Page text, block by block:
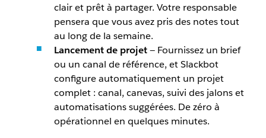
clair et prêt à partager. Votre responsable
pensera que vous avez pris des notes tout
au long de la semaine.
Lancement de projet— Fournissez un brief
ou un canal de référence, et Slackbot
configure automatiquement un projet
complet : canal, canevas, suivi des jalons et
automatisations suggérées. De zéro à
opérationnel en quelques minutes.